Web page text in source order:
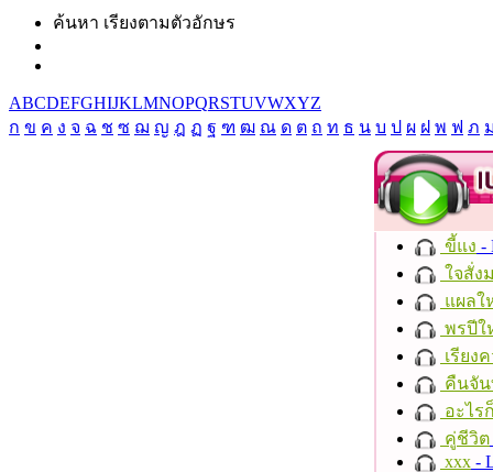
ค้นหา เรียงตามตัวอักษร
ABCDEFGHIJKLMNOPQRSTUVWXYZ
ก ข ค ง จ ฉ ช ซ ฌ ญ ฎ ฏ ฐ ฑ ฒ ณ ด ต ถ ท ธ น บ ป ผ ฝ พ ฟ ภ
ขี้แง -
ใจสั่ง
แผลใ
พรปีใ
เรียง
คืนจั
อะไร
คู่ชีวิต
xxx -